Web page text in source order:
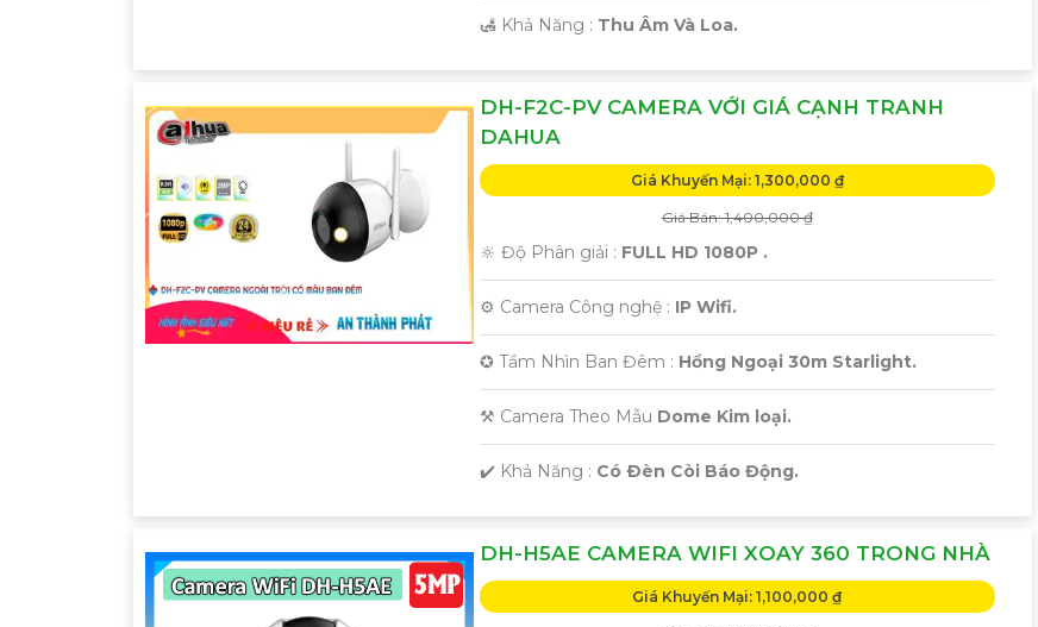
️🛃 Khả Năng : Thu Âm Và Loa.
DH-F2C-PV CAMERA VỚI GIÁ CẠNH TRANH
DAHUA
Giá Khuyến Mại: 1,300,000 ₫
Giá Bán: 1,400,000 ₫
🔆 Độ Phân giải : FULL HD 1080P .
⚙ Camera Công nghệ : IP Wifi.
✪ Tầm Nhìn Ban Đêm : Hồng Ngoại 30m Starlight.
⚒ Camera Theo Mẫu Dome Kim loại.
️✔️ Khả Năng : Có Ðèn Còi Báo Động.
DH-H5AE CAMERA WIFI XOAY 360 TRONG NHÀ
Giá Khuyến Mại: 1,100,000 ₫